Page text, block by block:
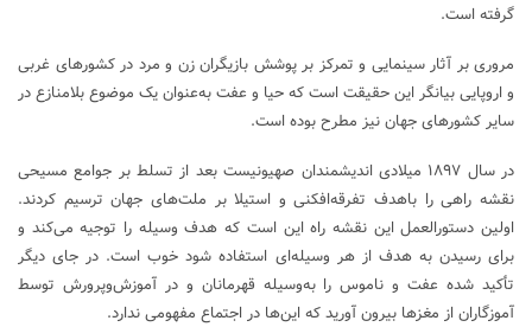
گرفته است.
مروری بر آثار سینمایی و تمرکز بر پوشش بازیگران زن و مرد در کشورهای غربی
و اروپایی بیانگر این حقیقت است که حیا و عفت به‌عنوان یک موضوع بلامنازع در
سایر کشورهای جهان نیز مطرح بوده است.
در سال ۱۸۹۷ میلادی اندیشمندان صهیونیست بعد از تسلط بر جوامع مسیحی
نقشه راهی را باهدف تفرقه‌افکنی و استیلا بر ملت‌های جهان ترسیم کردند.
اولین دستورالعمل این نقشه راه این است که هدف وسیله را توجیه می‌کند و
برای رسیدن به هدف از هر وسیله‌ای استفاده شود خوب است. در جای دیگر
تأکید شده عفت و ناموس را به‌وسیله قهرمانان و در آموزش‌وپرورش توسط
آموزگاران از مغزها بیرون آورید که این‌ها در اجتماع مفهومی ندارد.